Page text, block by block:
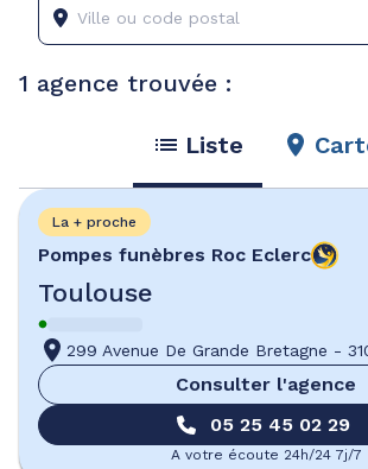
1 agence trouvée :
Liste
Pompes funèbres Roc Eclerc
Toulouse
La + proche
299 Avenue De Grande Bretagne -
Consulter l'agence
05 25 45 02 29
A votre écoute 24h/24 7j/7